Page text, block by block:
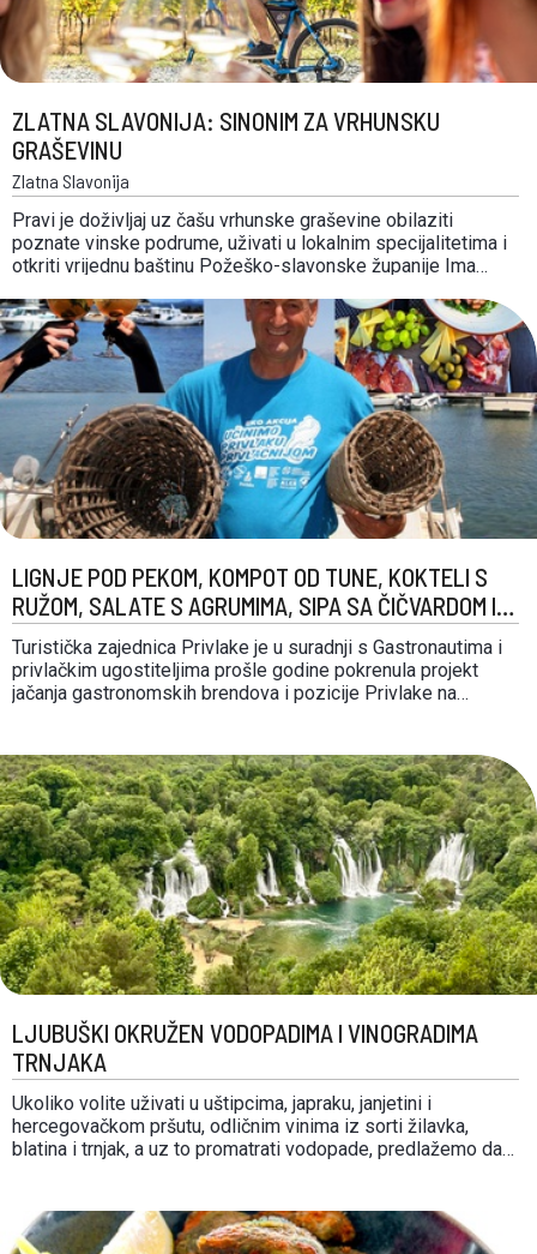
ZLATNA SLAVONIJA: SINONIM ZA VRHUNSKU
GRAŠEVINU
Zlatna Slavonija
Pravi je doživljaj uz čašu vrhunske graševine obilaziti
poznate vinske podrume, uživati u lokalnim specijalitetima i
otkriti vrijednu baštinu Požeško-slavonske županije Ima
krajobrazu, u njegovim plodnim dolinama i zelenim
vinogradima na padinama Papuka, Krndije, Požeške gore,
Psunja i Dilj gore. Gotovo 800 …
LIGNJE POD PEKOM, KOMPOT OD TUNE, KOKTELI S
RUŽOM, SALATE S AGRUMIMA, SIPA SA ČIČVARDOM I
DRUGI GASTRONOMSKI ADUTI PRIVLAKE
Turistička zajednica Privlake je u suradnji s Gastronautima i
privlačkim ugostiteljima prošle godine pokrenula projekt
jačanja gastronomskih brendova i pozicije Privlake na
jela te delicije s ulovima privlačkih ribara. Jedna od legendi o
Privlaci koju …
LJUBUŠKI OKRUŽEN VODOPADIMA I VINOGRADIMA
TRNJAKA
Ukoliko volite uživati u uštipcima, japraku, janjetini i
hercegovačkom pršutu, odličnim vinima iz sorti žilavka,
blatina i trnjak, a uz to promatrati vodopade, predlažemo da
okružen je prirodnim zelenim oazama s vodopadima,
trsovima …